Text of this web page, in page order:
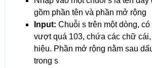
gồm phần tên và phần mở rộng
Input: Chuỗi s trên một dòng,
vượt quá 103, chứa các chữ
hiệu. Phần mở rộng nằm sau
trong s